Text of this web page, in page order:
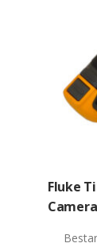
Fluke
Camera